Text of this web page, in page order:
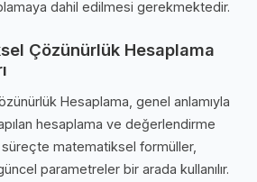
dahil edilmesi gerekmektedir.
Çözünürlük Hesaplama
Hesaplama, genel anlamıyla
hesaplama ve değerlendirme
matematiksel formüller,
parametreler bir arada kullanılır.